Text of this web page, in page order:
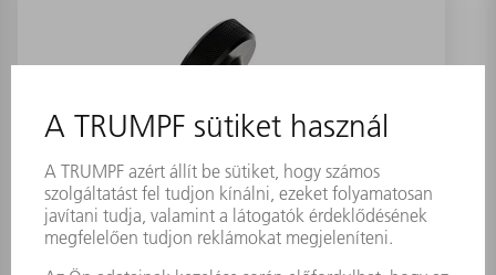
Imbuszkulcs